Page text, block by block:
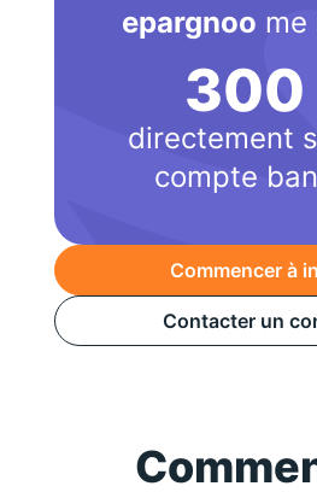
epargnoo me
300
directement
compte
Commencer à
Contacter un